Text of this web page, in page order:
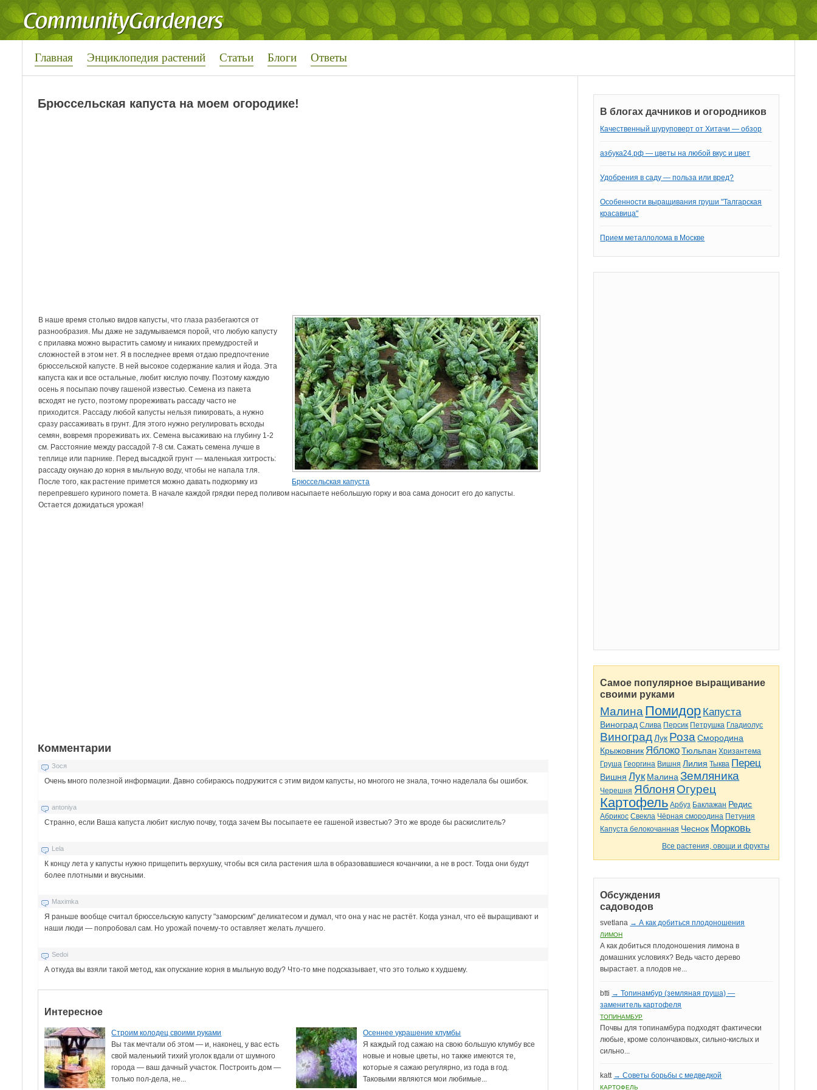
Главная Энциклопедия растений Статьи Блоги Ответы
Брюссельская капуста на моем огородике!
Брюссельская капуста
В наше время столько видов капусты, что глаза разбегаются от
разнообразия. Мы даже не задумываемся порой, что любую капусту
с прилавка можно вырастить самому и никаких премудростей и
сложностей в этом нет. Я в последнее время отдаю предпочтение
брюссельской капусте. В ней высокое содержание калия и йода. Эта
капуста как и все остальные, любит кислую почву. Поэтому каждую
осень я посыпаю почву гашеной известью. Семена из пакета
всходят не густо, поэтому прореживать рассаду часто не
приходится. Рассаду любой капусты нельзя пикировать, а нужно
сразу рассаживать в грунт. Для этого нужно регулировать всходы
семян, вовремя прореживать их. Семена высаживаю на глубину 1-2
см. Расстояние между рассадой 7-8 см. Сажать семена лучше в
теплице или парнике. Перед высадкой грунт — маленькая хитрость:
рассаду окунаю до корня в мыльную воду, чтобы не напала тля.
После того, как растение примется можно давать подкормку из
перепревшего куриного помета. В начале каждой грядки перед поливом насыпаете небольшую горку и воа сама доносит его до капусты.
Остается дожидаться урожая!
Комментарии
Зося
Очень много полезной информации. Давно собираюсь подружится с этим видом капусты, но многого не знала, точно наделала бы ошибок.
antoniya
Странно, если Ваша капуста любит кислую почву, тогда зачем Вы посыпаете ее гашеной известью? Это же вроде бы раскислитель?
Lela
К концу лета у капусты нужно прищепить верхушку, чтобы вся сила растения шла в образовавшиеся кочанчики, а не в рост. Тогда они будут
более плотными и вкусными.
Maximka
Я раньше вообще считал брюссельскую капусту "заморским" деликатесом и думал, что она у нас не растёт. Когда узнал, что её выращивают и
наши люди — попробовал сам. Но урожай почему-то оставляет желать лучшего.
Sedoi
А откуда вы взяли такой метод, как опускание корня в мыльную воду? Что-то мне подсказывает, что это только к худшему.
Интересное
Строим колодец своими руками
Вы так мечтали об этом — и, наконец, у вас есть
свой маленький тихий уголок вдали от шумного
города — ваш дачный участок. Построить дом —
только пол-дела, не...
Осеннее украшение клумбы
Я каждый год сажаю на свою большую клумбу все
новые и новые цветы, но также имеются те,
которые я сажаю регулярно, из года в год.
Таковыми являются мои любимые...
В блогах дачников и огородников
Качественный шуруповерт от Хитачи — обзор
азбука24.рф — цветы на любой вкус и цвет
Удобрения в саду — польза или вред?
Особенности выращивания груши "Талгарская
красавица"
Прием металлолома в Москве
Самое популярное выращивание
своими руками
Малина Помидор Капуста
Виноград Слива Персик Петрушка Гладиолус
Виноград Лук Роза Смородина
Крыжовник Яблоко Тюльпан Хризантема
Груша Георгина Вишня Лилия Тыква Перец
Вишня Лук Малина Земляника
Черешня Яблоня Огурец
Картофель Арбуз Баклажан Редис
Абрикос Свекла Чёрная смородина Петуния
Капуста белокочанная Чеснок Морковь
Все растения, овощи и фрукты
Обсуждения
садоводов
svetlana → А как добиться плодоношения
ЛИМОН
А как добиться плодоношения лимона в
домашних условиях? Ведь часто дерево
вырастает. а плодов не...
btti → Топинамбур (земляная груша) —
заменитель картофеля
ТОПИНАМБУР
Почвы для топинамбура подходят фактически
любые, кроме солончаковых, сильно-кислых и
сильно...
katt → Советы борьбы с медведкой
КАРТОФЕЛЬ